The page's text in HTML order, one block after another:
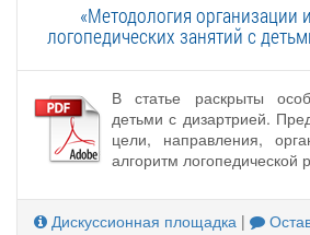
«Методология организации
логопедических занятий с
В статье раскрыты
детьми с дизартрией.
цели, направления,
алгоритм логопедической
Дискуссионная площадка |